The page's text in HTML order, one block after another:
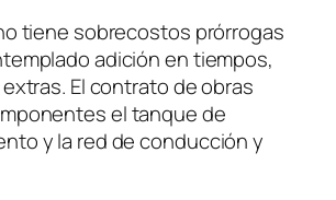
tiene sobrecostos prórrogas
adición en tiempos,
El contrato de obras
el tanque de
y la red de conducción y